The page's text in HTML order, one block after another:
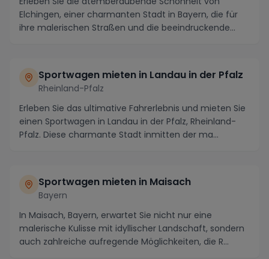
Elchingen, einer charmanten Stadt in Bayern, die für
ihre malerischen Straßen und die beeindruckende
Sportwagen mieten in Landau in der Pfalz
Rheinland-Pfalz
Erleben Sie das ultimative Fahrerlebnis und mieten Sie
einen Sportwagen in Landau in der Pfalz, Rheinland-
Pfalz. Diese charmante Stadt inmitten der ma...
Sportwagen mieten in Maisach
Bayern
In Maisach, Bayern, erwartet Sie nicht nur eine
malerische Kulisse mit idyllischer Landschaft, sondern
auch zahlreiche aufregende Möglichkeiten, die R...